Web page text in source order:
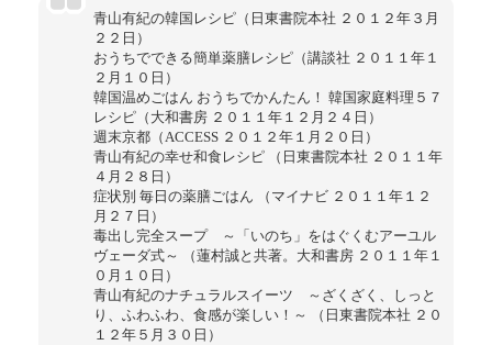
青山有紀の韓国レシピ（日東書院本社 ２０１２年３月
２２日）
おうちでできる簡単薬膳レシピ（講談社 ２０１１年１
２月１０日）
韓国温めごはん おうちでかんたん！ 韓国家庭料理５７
レシピ（大和書房 ２０１１年１２月２４日）
週末京都（ACCESS ２０１２年１月２０日）
青山有紀の幸せ和食レシピ （日東書院本社 ２０１１年
４月２８日）
症状別 毎日の薬膳ごはん （マイナビ ２０１１年１２
月２７日）
毒出し完全スープ ～「いのち」をはぐくむアーユル
ヴェーダ式～ （蓮村誠と共著。大和書房 ２０１１年１
０月１０日）
青山有紀のナチュラルスイーツ ～ざくざく、しっと
り、ふわふわ、食感が楽しい！～ （日東書院本社 ２０
１２年５月３０日）